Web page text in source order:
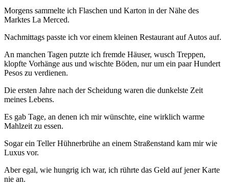
Morgens sammelte ich Flaschen und Karton in der Nähe des
Marktes La Merced.
Nachmittags passte ich vor einem kleinen Restaurant auf Autos auf.
An manchen Tagen putzte ich fremde Häuser, wusch Treppen,
klopfte Vorhänge aus und wischte Böden, nur um ein paar Hundert
Pesos zu verdienen.
Die ersten Jahre nach der Scheidung waren die dunkelste Zeit
meines Lebens.
Es gab Tage, an denen ich mir wünschte, eine wirklich warme
Mahlzeit zu essen.
Sogar ein Teller Hühnerbrühe an einem Straßenstand kam mir wie
Luxus vor.
Aber egal, wie hungrig ich war, ich rührte das Geld auf jener Karte
nie an.